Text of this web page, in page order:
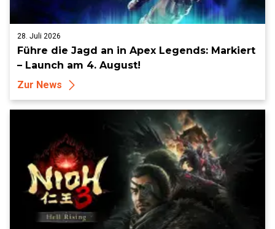
28. Juli 2026
Führe die Jagd an in Apex Legends: Markiert
– Launch am 4. August!
Zur News